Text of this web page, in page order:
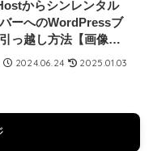
からシンレンタル
ーへのWordPressブ
っ越し方法【画像で
2024.06.24 2025.01.03